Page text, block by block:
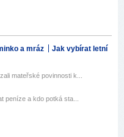
a mráz
Jak vybírat letní
mateřské povinnosti k...
peníze a kdo potká sta...